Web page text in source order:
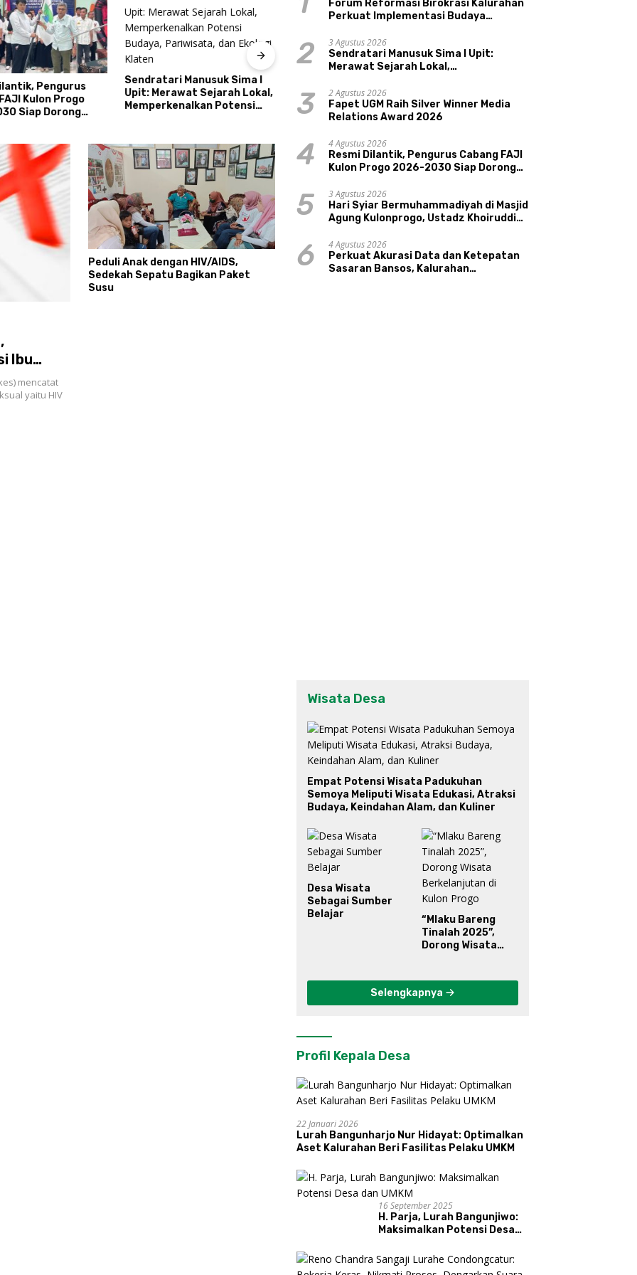
Pengurus
Kulon Progo
Siap Dorong
Sendratari Manusuk Sima I
Upit: Merawat Sejarah Lokal,
Memperkenalkan Potensi
Bermuhammadiyah di Masjid
Agung Kulonprogo, Ustadz
Khoiruddin Bashori: Faktor
Adalah Agama
Media Relations Award 2026
Ibu
mencatat
yaitu HIV
Peduli Anak dengan HIV/AIDS,
Sedekah Sepatu Bagikan Paket
Susu
Forum Reformasi Birokrasi Kalurahan
Perkuat Implementasi Budaya
Kepamongan DIY
2
3 Agustus 2026
Sendratari Manusuk Sima I Upit:
Merawat Sejarah Lokal,
Pariwisata, dan Ekologi Klaten
3
2 Agustus 2026
Fapet UGM Raih Silver Winner Media
Relations Award 2026
4
4 Agustus 2026
Resmi Dilantik, Pengurus Cabang FAJI
Kulon Progo 2026-2030 Siap Dorong
Sungai Progo
5
3 Agustus 2026
Hari Syiar Bermuhammadiyah di Masjid
Agung Kulonprogo, Ustadz Khoiruddin
Sakinah Adalah Agama
6
4 Agustus 2026
Perkuat Akurasi Data dan Ketepatan
Sasaran Bansos, Kalurahan
Wisata Desa
Empat Potensi Wisata Padukuhan
Semoya Meliputi Wisata Edukasi, Atraksi
Budaya, Keindahan Alam, dan Kuliner
Desa Wisata
Sebagai Sumber
Belajar
“Mlaku Bareng
Tinalah 2025”,
Dorong Wisata
Selengkapnya
Profil Kepala Desa
22 Januari 2026
Lurah Bangunharjo Nur Hidayat: Optimalkan
Aset Kalurahan Beri Fasilitas Pelaku UMKM
16 September 2025
H. Parja, Lurah Bangunjiwo:
Maksimalkan Potensi Desa